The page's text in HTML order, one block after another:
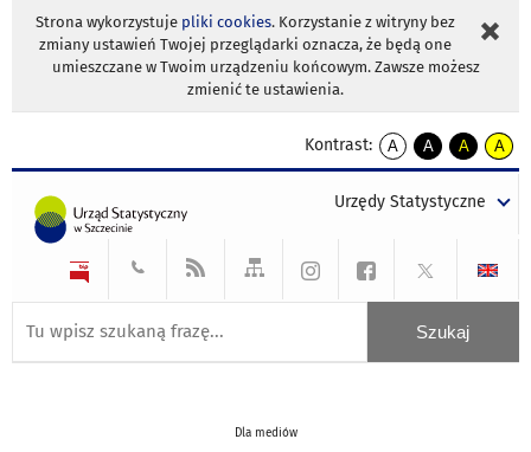
Strona wykorzystuje pliki cookies. Korzystanie z witryny bez
zmiany ustawień Twojej przeglądarki oznacza, że będą one
umieszczane w Twoim urządzeniu końcowym. Zawsze możesz
zmienić te ustawienia.
Kontrast:
A
kontrast
A
kontrast
tekst
czarnym
A
kontrast
tekst
czarnym
A
tekst
żółtym
Urzędy Statystyczne
Dla mediów